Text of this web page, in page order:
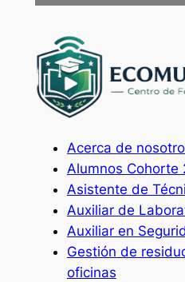
Acerca de
Alumnos Cohorte
Asistente de
Auxiliar de
Auxiliar en
Gestión de
oficinas